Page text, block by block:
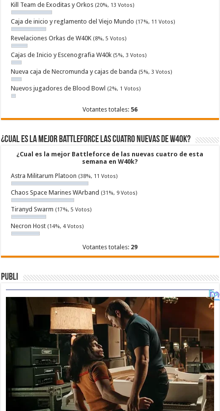
Kill Team de Exoditas y Orkos (20%, 13 Votos)
Caja de inicio y reglamento del Viejo Mundo (17%, 11 Votos)
Revelaciones Orkas de W40K (8%, 5 Votos)
Cajas de Inicio y Escenografia W40k (5%, 3 Votos)
Nueva caja de Necromunda y cajas de banda (5%, 3 Votos)
Nuevos jugadores de Blood Bowl (2%, 1 Votos)
Votantes totales: 56
¿Cual es la mejor Battleforce las cuatro nuevas de W40k?
¿Cual es la mejor Battleforce de las nuevas cuatro de esta
semana en W40k?
Astra Militarum Platoon (38%, 11 Votos)
Chaos Space Marines WArband (31%, 9 Votos)
Tiranyd Swarm (17%, 5 Votos)
Necron Host (14%, 4 Votos)
Votantes totales: 29
Publi